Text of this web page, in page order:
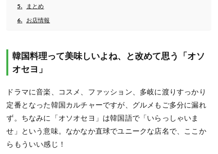
まとめ
お店情報
韓国料理って美味しいよね、と改めて思う「オソ
オセヨ」
ドラマに音楽、コスメ、ファッション、多岐に渡りすっかり
定番となった韓国カルチャーですが、グルメもご多分に漏れ
ず。ちなみに「オソオセヨ」は韓国語で「いらっしゃいま
せ」という意味。なかなか直球でユニークな店名で、ここか
らもういい感じ！